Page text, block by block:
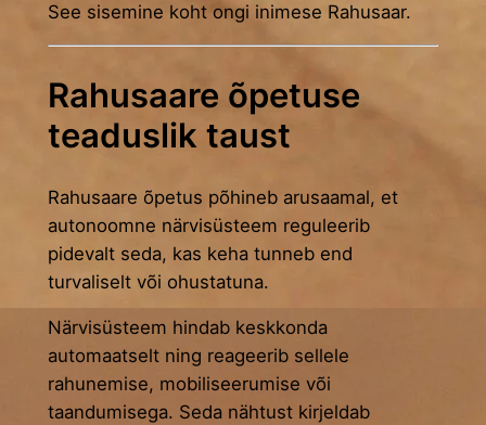
See sisemine koht ongi inimese Rahusaar.
Rahusaare õpetuse
teaduslik taust
Rahusaare õpetus põhineb arusaamal, et
autonoomne närvisüsteem reguleerib
pidevalt seda, kas keha tunneb end
turvaliselt või ohustatuna.
Närvisüsteem hindab keskkonda
automaatselt ning reageerib sellele
rahunemise, mobiliseerumise või
taandumisega. Seda nähtust kirjeldab